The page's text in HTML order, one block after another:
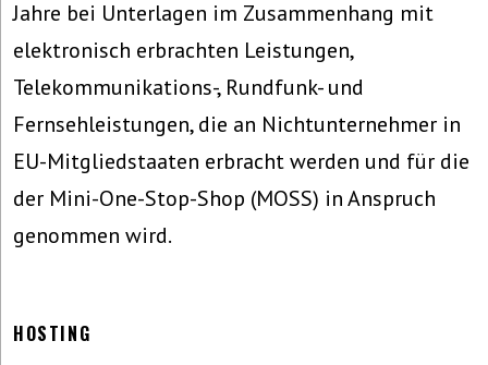
Jahre bei Unterlagen im Zusammenhang mit
elektronisch erbrachten Leistungen,
Telekommunikations-, Rundfunk- und
Fernsehleistungen, die an Nichtunternehmer in
EU-Mitgliedstaaten erbracht werden und für die
der Mini-One-Stop-Shop (MOSS) in Anspruch
genommen wird.
HOSTING